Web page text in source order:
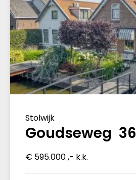
Stolwijk
Goudseweg 36
€ 595.000 ,- k.k.